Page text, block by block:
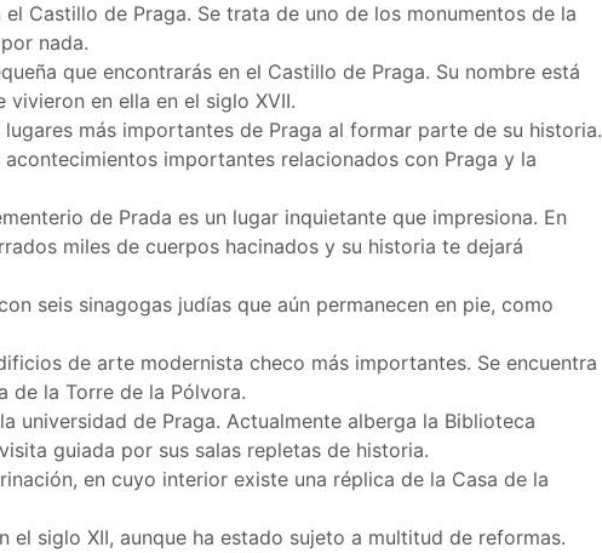
el Castillo de Praga. Se trata de uno de los monumentos de la
nada.
que encontrarás en el Castillo de Praga. Su nombre está
en ella en el siglo XVII.
lugares más importantes de Praga al formar parte de su historia.
importantes relacionados con Praga y la
de Prada es un lugar inquietante que impresiona. En
miles de cuerpos hacinados y su historia te dejará
seis sinagogas judías que aún permanecen en pie, como
de arte modernista checo más importantes. Se encuentra
de la Torre de la Pólvora.
universidad de Praga. Actualmente alberga la Biblioteca
guiada por sus salas repletas de historia.
en cuyo interior existe una réplica de la Casa de la
el siglo XII, aunque ha estado sujeto a multitud de reformas.